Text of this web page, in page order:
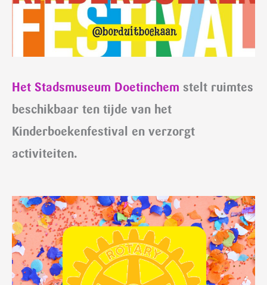
Het Stadsmuseum Doetinchem stelt ruimtes
beschikbaar ten tijde van het
Kinderboekenfestival en verzorgt
activiteiten.